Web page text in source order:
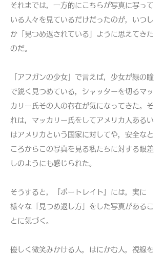
それまでは，一方的にこちらが写真に写って
いる人々を見ているだけだったのが，いつし
か「見つめ返されている」ように思えてきた
のだ。
「アフガンの少女」で言えば，少女が緑の瞳
で鋭く見つめている，シャッターを切るマッ
カリー氏その人の存在が気になってきた。そ
れは，マッカリー氏をしてアメリカ人あるい
はアメリカという国家に対してや，安全なと
ころからこの写真を見る私たちに対する眼差
しのようにも感じられた。
そうすると，『ポートレイト』には，実に
様々な「見つめ返し方」をした写真があるこ
とに気づく。
優しく微笑みかける人，はにかむ人，視線を